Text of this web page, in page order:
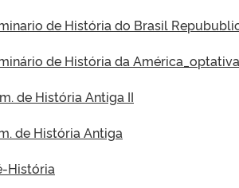
de História do Brasil
de História da América_optativa
de História Antiga II
de História Antiga
História